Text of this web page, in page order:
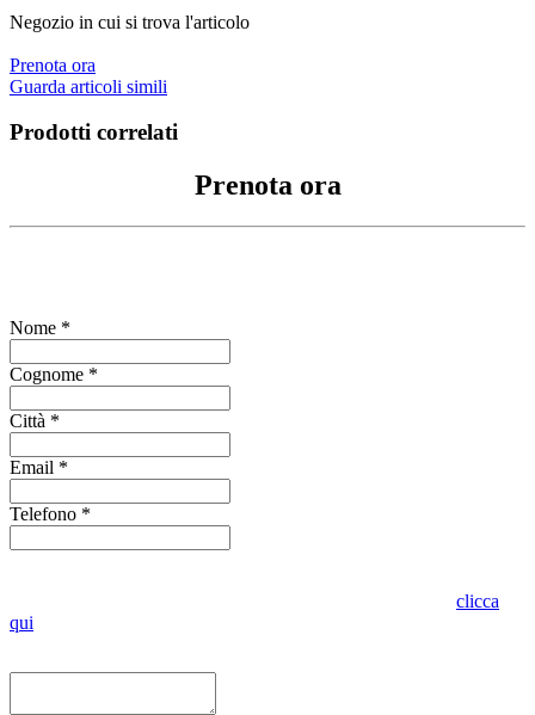
Negozio in cui si trova l'articolo
Prenota ora
Guarda articoli simili
Prodotti correlati
Prenota ora
Nome *
Cognome *
Città *
Email *
Telefono *
clicca
qui